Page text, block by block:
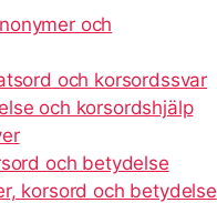
och
och korsordssvar
och korsordshjälp
och betydelse
korsord och betydelse